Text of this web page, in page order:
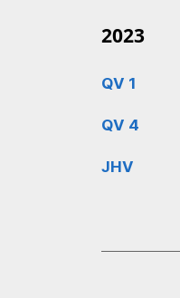
2023
QV 1
QV 4
JHV